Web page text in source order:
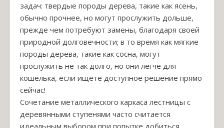
задач: твердые породы дерева, такие как ясень,
обычно прочнее, но могут прослужить дольше,
прежде чем потребуют замены, благодаря своей
природной долговечности; в то время как мягкие
породы дерева, такие как сосна, могут
прослужить не так долго, но они легче для
кошелька, если ищете доступное решение прямо
сейчас!
Сочетание металлического каркаса лестницы с
деревянными ступенями часто считается
идеальным выбором при попытке добиться